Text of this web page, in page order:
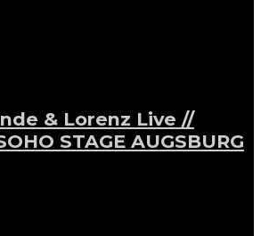
& Lorenz Live //
STAGE AUGSBURG